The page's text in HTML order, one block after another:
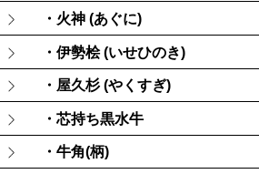
・火神 (あぐに)
・伊勢桧 (いせひのき)
・屋久杉 (やくすぎ)
・芯持ち黒水牛
・牛角(柄)